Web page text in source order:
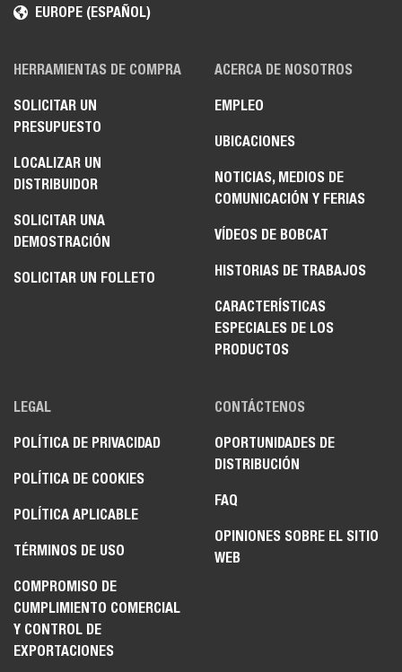
EUROPE (ESPAÑOL)
HERRAMIENTAS DE COMPRA
SOLICITAR UN
PRESUPUESTO
LOCALIZAR UN
DISTRIBUIDOR
SOLICITAR UNA
DEMOSTRACIÓN
SOLICITAR UN FOLLETO
ACERCA DE NOSOTROS
EMPLEO
UBICACIONES
NOTICIAS, MEDIOS DE
COMUNICACIÓN Y FERIAS
VÍDEOS DE BOBCAT
HISTORIAS DE TRABAJOS
CARACTERÍSTICAS
ESPECIALES DE LOS
PRODUCTOS
LEGAL
POLÍTICA DE PRIVACIDAD
POLÍTICA DE COOKIES
POLÍTICA APLICABLE
TÉRMINOS DE USO
COMPROMISO DE
CUMPLIMIENTO COMERCIAL
Y CONTROL DE
EXPORTACIONES
CONTÁCTENOS
OPORTUNIDADES DE
DISTRIBUCIÓN
FAQ
OPINIONES SOBRE EL SITIO
WEB